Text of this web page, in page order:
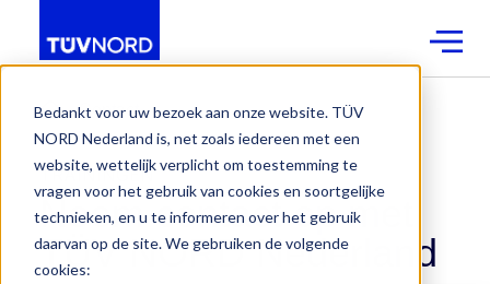
Bedankt voor uw bezoek aan onze website. TÜV
NORD Nederland is, net zoals iedereen met een
website, wettelijk verplicht om toestemming te
vragen voor het gebruik van cookies en soortgelijke
technieken, en u te informeren over het gebruik
daarvan op de site. We gebruiken de volgende
cookies:
Contact
TRAININGEN
Neem contact op met
TÜV NORD Nederland